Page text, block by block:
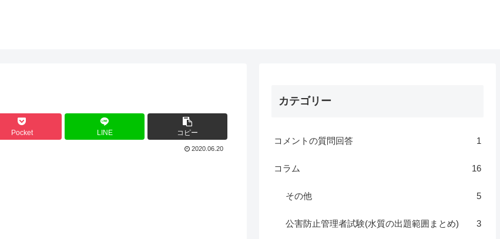
Pocket LINE コピー
2020.06.20
カテゴリー
コメントの質問回答 1
コラム 16
その他 5
公害防止管理者試験(水質の出題範囲まとめ) 3